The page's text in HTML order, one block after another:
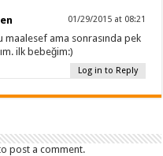
01/29/2015 at 08:21
ama sonrasında pek
ilk bebeğim:)
Log in to Reply
post a comment.